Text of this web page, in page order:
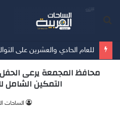
محافظ المجمعة يرعى
التمكين الشامل
الساحات